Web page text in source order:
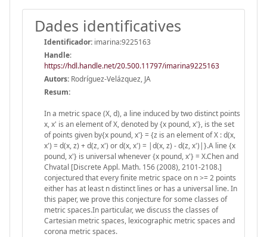
Dades identificatives
Identificador: imarina:9225163
Handle:
https://hdl.handle.net/20.500.11797/imarina9225163
Autors: Rodríguez-Velázquez, JA
Resum:
In a metric space (X, d), a line induced by two distinct points
x, x' is an element of X, denoted by {x pound, x'}, is the set
of points given by{x pound, x'} = {z is an element of X : d(x,
x') = d(x, z) + d(z, x') or d(x, x') = |d(x, z) - d(z, x')|}.A line {x
pound, x'} is universal whenever {x pound, x'} = X.Chen and
Chvatal [Discrete Appl. Math. 156 (2008), 2101-2108.]
conjectured that every finite metric space on n >= 2 points
either has at least n distinct lines or has a universal line. In
this paper, we prove this conjecture for some classes of
metric spaces.In particular, we discuss the classes of
Cartesian metric spaces, lexicographic metric spaces and
corona metric spaces.